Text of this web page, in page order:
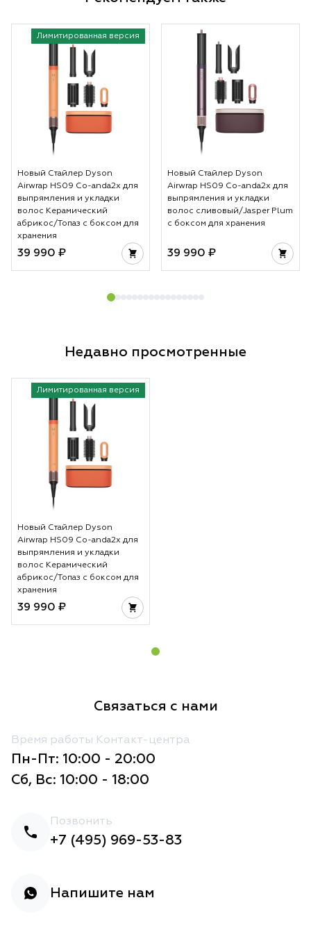
Лимитированная версия
Новый Стайлер Dyson
Airwrap HS09 Co-anda2x для
выпрямления и укладки
волос Керамический
абрикос/Топаз с боксом для
хранения
39 990 ₽
Новый Стайлер Dyson
Airwrap HS09 Co-anda2x для
выпрямления и укладки
волос сливовый/Jasper Plum
с боксом для хранения
39 990 ₽
Недавно просмотренные
Лимитированная версия
Новый Стайлер Dyson
Airwrap HS09 Co-anda2x для
выпрямления и укладки
волос Керамический
абрикос/Топаз с боксом для
хранения
39 990 ₽
Связаться с нами
Время работы Контакт-центра
Пн-Пт: 10:00 - 20:00
Сб, Вс: 10:00 - 18:00
Позвонить
+7 (495) 969-53-83
Напишите нам